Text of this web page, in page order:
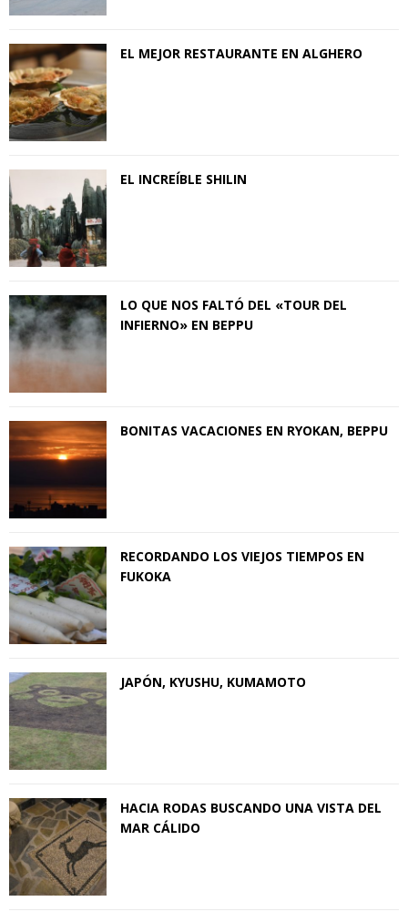
EL MEJOR RESTAURANTE EN ALGHERO
EL INCREÍBLE SHILIN
LO QUE NOS FALTÓ DEL «TOUR DEL
INFIERNO» EN BEPPU
BONITAS VACACIONES EN RYOKAN, BEPPU
RECORDANDO LOS VIEJOS TIEMPOS EN
FUKOKA
JAPÓN, KYUSHU, KUMAMOTO
HACIA RODAS BUSCANDO UNA VISTA DEL
MAR CÁLIDO